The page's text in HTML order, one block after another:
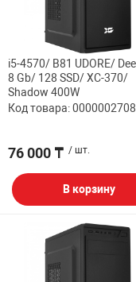
i5-4570/ B81 UDORE/
8 Gb/ 128 SSD/ XC-370/
Shadow 400W
Код товара:
76 000 ₸ / шт.
В корзину